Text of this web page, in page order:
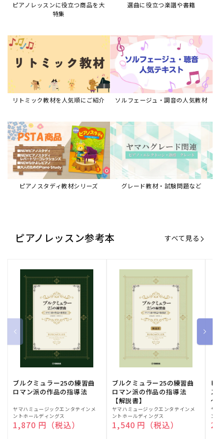
ピアノレッスンに役立つ商品を大
特集
選曲に役立つ楽譜や書籍
リトミック教材を人気順にご紹介 ソルフェージュ・調音の人気教材
ピアノスタディ教材シリーズ グレード教材・試験問題など
ピアノレッスン参考本 すべて見る
ブルクミュラー25の練習曲
ロマン派の作品の指導法
販
売
元:
ヤマハミュージックエンタテインメ
ントホールディングス
通常価格
1,870 円（税込）
ブルクミュラー25の練習曲
ロマン派の作品の指導法
【解説書】
販
売
元:
ヤマハミュージックエンタテインメ
ントホールディングス
通常価格
1,540 円（税込）
ピ
ス
～
販
売
元:
ヤ
ン